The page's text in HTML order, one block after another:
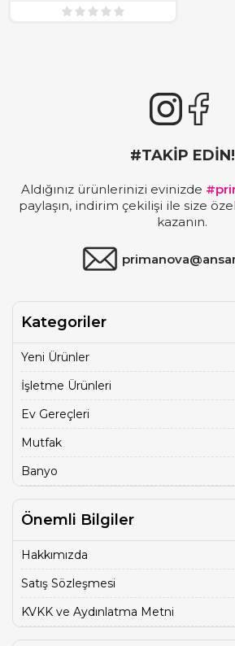
#TAKİP EDİN!
Aldığınız ürünlerinizi evinizde
paylaşın, indirim çekilişi ile size
kazanın.
Kategoriler
Yeni Ürünler
İşletme Ürünleri
Ev Gereçleri
Mutfak
Banyo
Önemli Bilgiler
Hakkımızda
Satış Sözleşmesi
KVKK ve Aydınlatma Metni